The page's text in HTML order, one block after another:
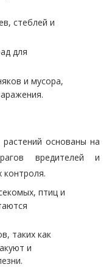
стеблей и
для
и мусора,
основаны на
вредителей и
контроля.
птиц и
таких как
и